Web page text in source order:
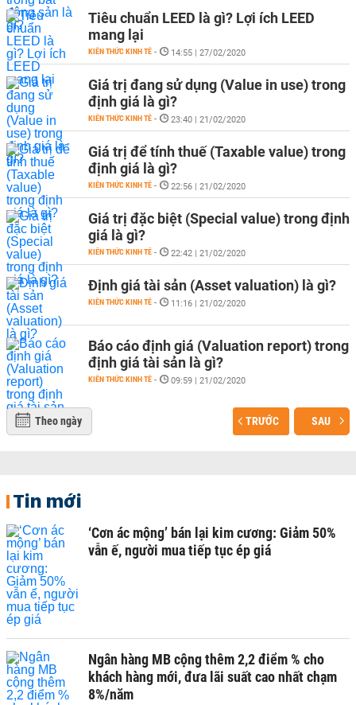
Tiêu chuẩn LEED là gì? Lợi ích LEED
mang lại
KIẾN THỨC KINH TẾ - 14:55 | 27/02/2020
Giá trị đang sử dụng (Value in use) trong
định giá là gì?
KIẾN THỨC KINH TẾ - 23:40 | 21/02/2020
Giá trị để tính thuế (Taxable value) trong
định giá là gì?
KIẾN THỨC KINH TẾ - 22:56 | 21/02/2020
Giá trị đặc biệt (Special value) trong định
giá là gì?
KIẾN THỨC KINH TẾ - 22:42 | 21/02/2020
Định giá tài sản (Asset valuation) là gì?
KIẾN THỨC KINH TẾ - 11:16 | 21/02/2020
Báo cáo định giá (Valuation report) trong
định giá tài sản là gì?
KIẾN THỨC KINH TẾ - 09:59 | 21/02/2020
Theo ngày TRƯỚC SAU
Tin mới
‘Cơn ác mộng’ bán lại kim cương: Giảm 50%
vẫn ế, người mua tiếp tục ép giá
Ngân hàng MB cộng thêm 2,2 điểm % cho
khách hàng mới, đưa lãi suất cao nhất chạm
8%/năm